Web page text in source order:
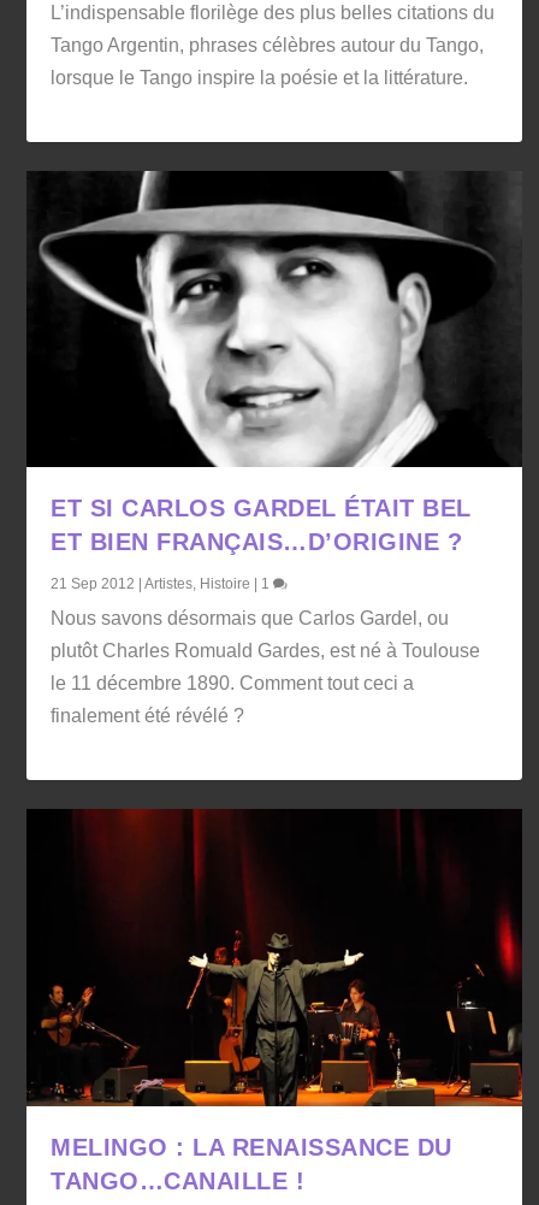
L’indispensable florilège des plus belles citations du
Tango Argentin, phrases célèbres autour du Tango,
lorsque le Tango inspire la poésie et la littérature.
ET SI CARLOS GARDEL ÉTAIT BEL
ET BIEN FRANÇAIS…D’ORIGINE ?
21 Sep 2012 |Artistes, Histoire 1
Nous savons désormais que Carlos Gardel, ou
plutôt Charles Romuald Gardes, est né à Toulouse
le 11 décembre 1890. Comment tout ceci a
finalement été révélé ?
MELINGO : LA RENAISSANCE DU
TANGO…CANAILLE !